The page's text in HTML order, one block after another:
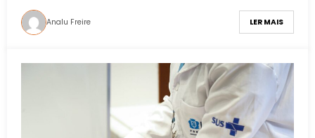
Analu Freire LER MAIS